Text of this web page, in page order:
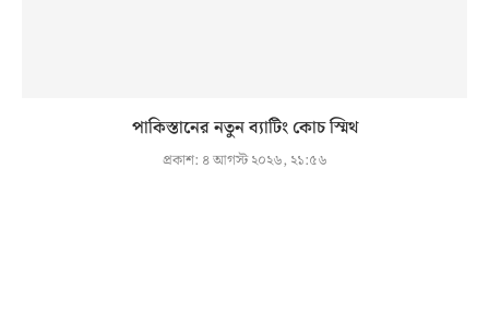
পাকিস্তানের নতুন ব্যাটিং কোচ স্মিথ
প্রকাশ: ৪ আগস্ট ২০২৬, ২১:৫৬